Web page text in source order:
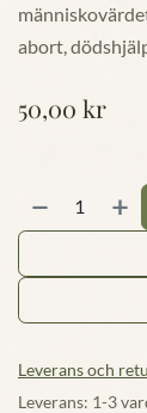
abort,
50,00 kr
Leverans och
Leverans: 1-3